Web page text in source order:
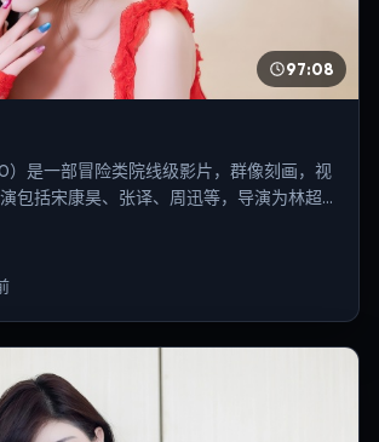
97:08
）是一部冒险类院线级影片，群像刻画，视
包括宋康昊、张译、周迅等，导演为林超